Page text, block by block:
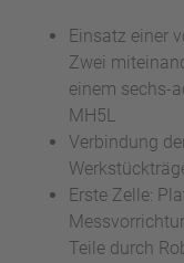
Einsatz einer
Zwei
einem sechs-
MH5L
Verbindung
Erste Zelle:
Teile durch